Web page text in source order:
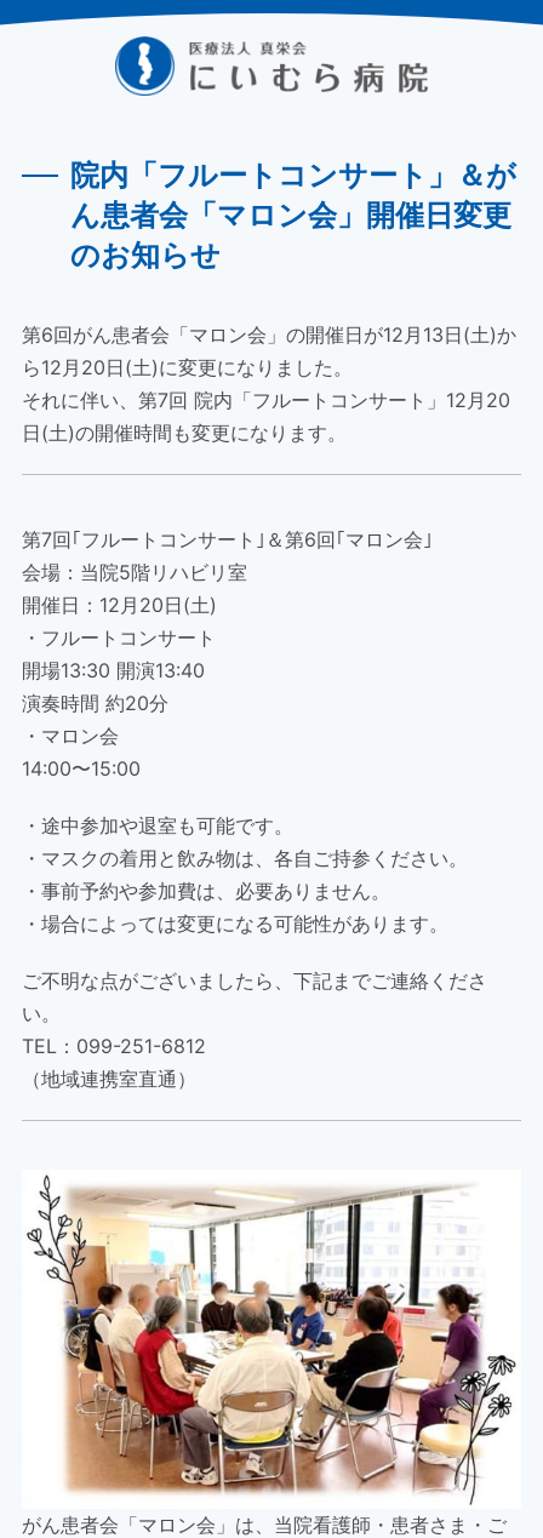
院内「フルートコンサート」＆が
ん患者会「マロン会」開催日変更
のお知らせ
第6回がん患者会「マロン会」の開催日が12月13日(土)か
ら12月20日(土)に変更になりました。
それに伴い、第7回 院内「フルートコンサート」12月20
日(土)の開催時間も変更になります。
第7回｢フルートコンサート｣＆第6回｢マロン会｣
会場：当院5階リハビリ室
開催日：12月20日(土)
・フルートコンサート
開場13:30 開演13:40
演奏時間 約20分
・マロン会
14:00〜15:00
・途中参加や退室も可能です。
・マスクの着用と飲み物は、各自ご持参ください。
・事前予約や参加費は、必要ありません。
・場合によっては変更になる可能性があります。
ご不明な点がございましたら、下記までご連絡くださ
い。
TEL：099-251-6812
（地域連携室直通）
がん患者会「マロン会」は、当院看護師・患者さま・ご